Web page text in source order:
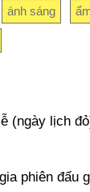
ánh sáng
(ngày lịch
phiên đấu